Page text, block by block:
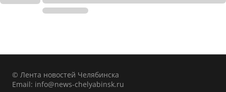
© Лента новостей Челябинска
Email: info@news-chelyabinsk.ru